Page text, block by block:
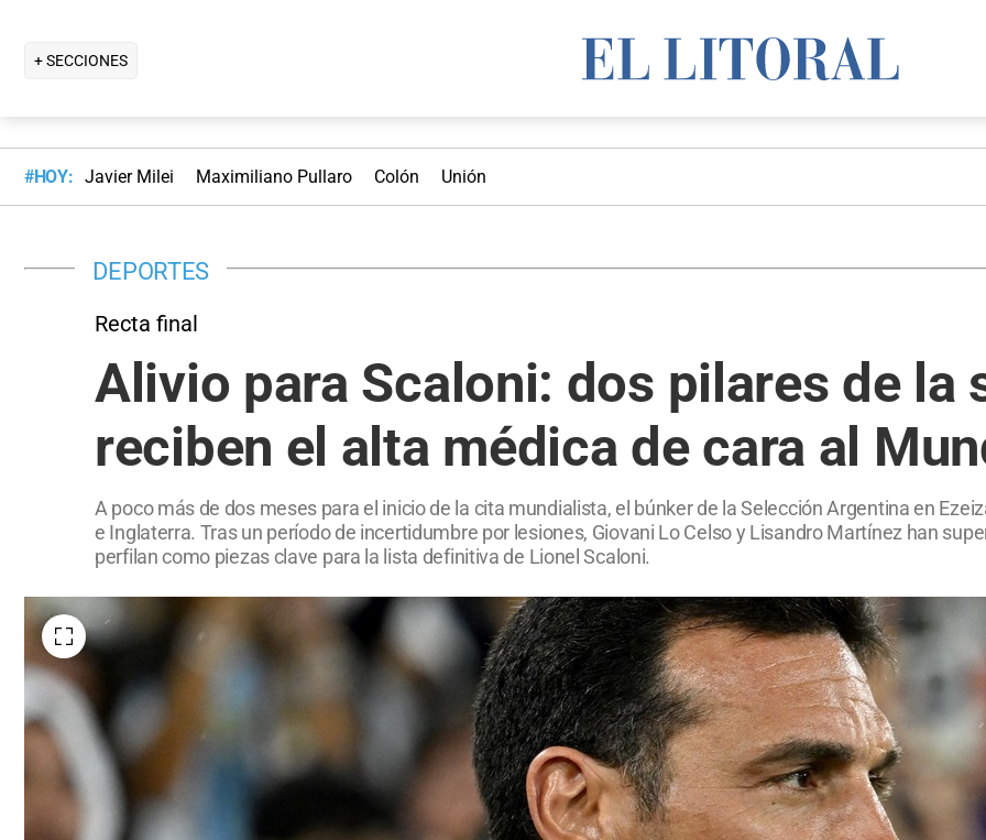
+ SECCIONES
#HOY: Javier Milei Maximiliano Pullaro Colón Unión
DEPORTES
Recta final
Alivio para Scaloni: dos pilares de la
reciben el alta médica de cara al
A poco más de dos meses para el inicio de la cita mundialista, el búnker de la Selección Argentina en
e Inglaterra. Tras un período de incertidumbre por lesiones, Giovani Lo Celso y Lisandro Martínez han
perfilan como piezas clave para la lista definitiva de Lionel Scaloni.